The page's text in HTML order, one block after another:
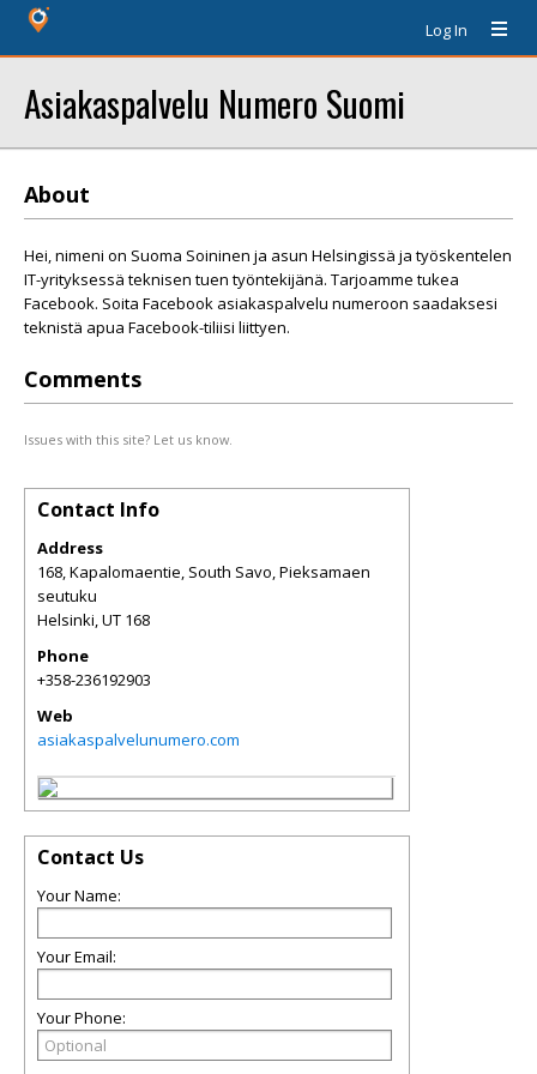
Log In
Asiakaspalvelu Numero Suomi
About
Hei, nimeni on Suoma Soininen ja asun Helsingissä ja työskentelen
IT-yrityksessä teknisen tuen työntekijänä. Tarjoamme tukea
Facebook. Soita Facebook asiakaspalvelu numeroon saadaksesi
teknistä apua Facebook-tiliisi liittyen.
Comments
Issues with this site? Let us know.
Contact Info
Address
168, Kapalomaentie, South Savo, Pieksamaen
seutuku
Helsinki,UT 168
Phone
+358-236192903
Web
asiakaspalvelunumero.com
Contact Us
Your Name:
Your Email:
Your Phone: